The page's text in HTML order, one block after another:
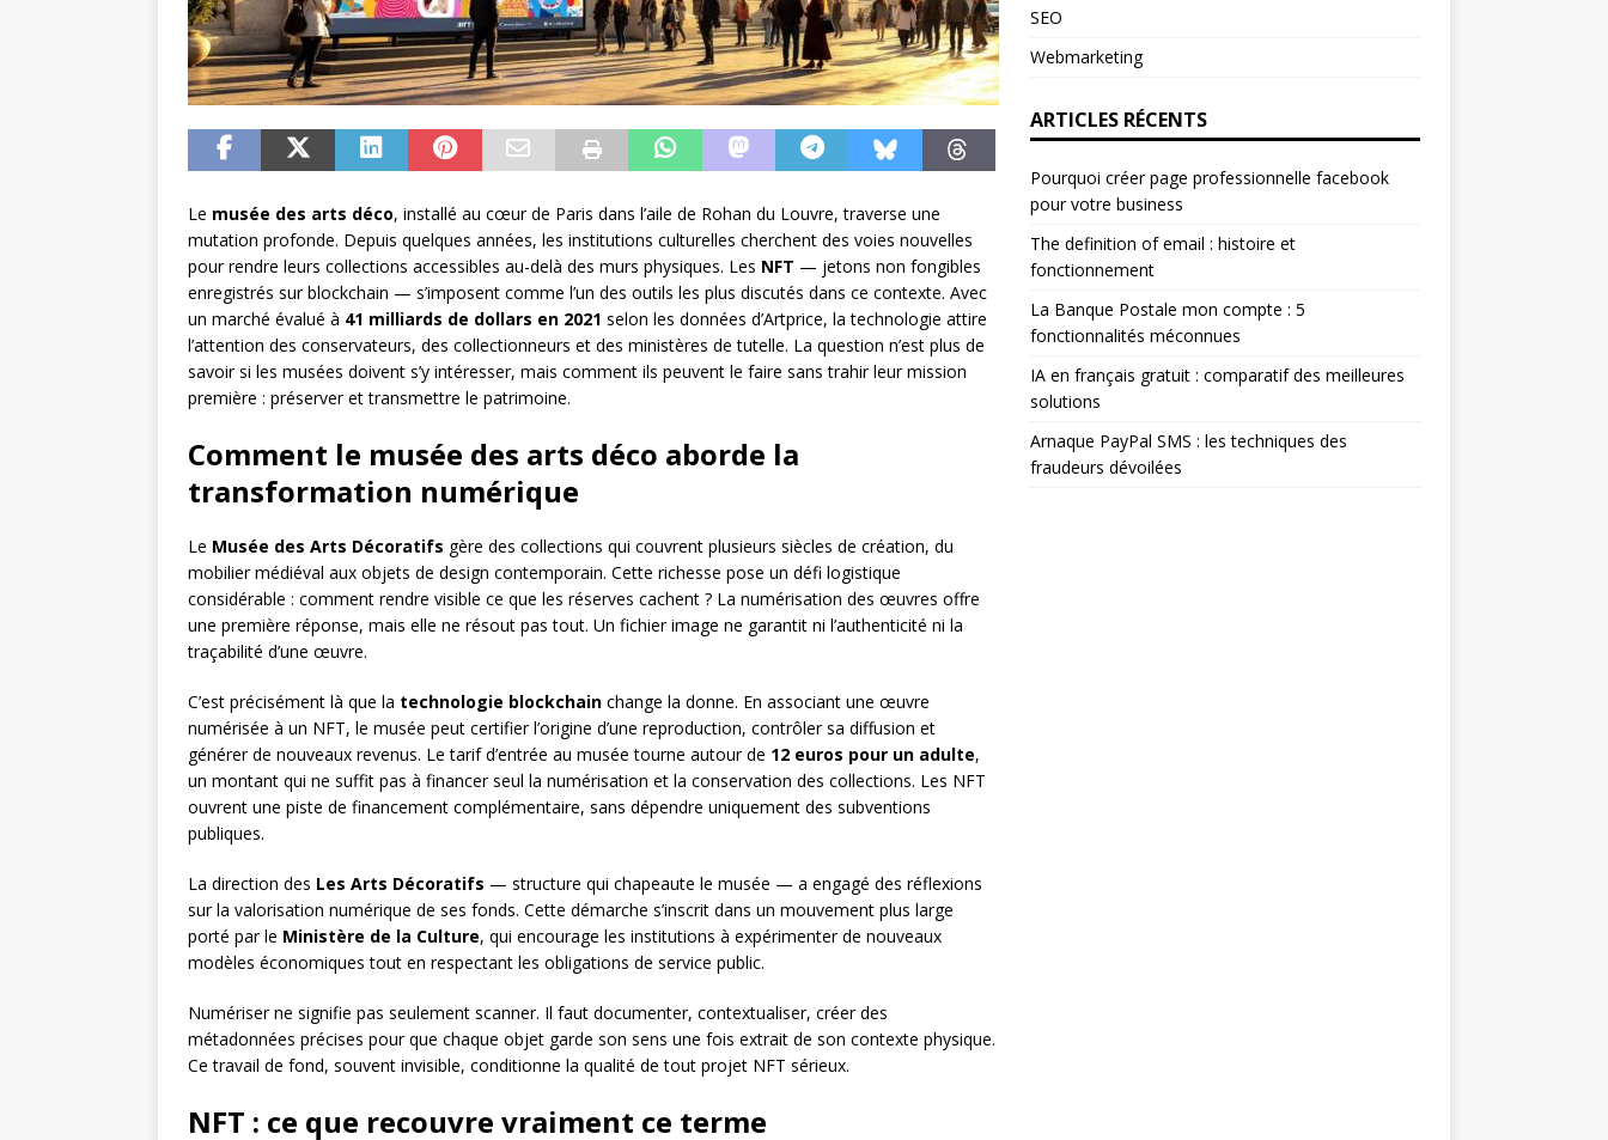
Le musée des arts déco, installé au cœur de Paris dans l’aile de Rohan du Louvre, traverse une
mutation profonde. Depuis quelques années, les institutions culturelles cherchent des voies nouvelles
pour rendre leurs collections accessibles au-delà des murs physiques. Les NFT — jetons non fongibles
enregistrés sur blockchain — s’imposent comme l’un des outils les plus discutés dans ce contexte. Avec
un marché évalué à 41 milliards de dollars en 2021 selon les données d’Artprice, la technologie attire
l’attention des conservateurs, des collectionneurs et des ministères de tutelle. La question n’est plus de
savoir si les musées doivent s’y intéresser, mais comment ils peuvent le faire sans trahir leur mission
première : préserver et transmettre le patrimoine.
Comment le musée des arts déco aborde la
transformation numérique
Le Musée des Arts Décoratifs gère des collections qui couvrent plusieurs siècles de création, du
mobilier médiéval aux objets de design contemporain. Cette richesse pose un défi logistique
considérable : comment rendre visible ce que les réserves cachent ? La numérisation des œuvres offre
une première réponse, mais elle ne résout pas tout. Un fichier image ne garantit ni l’authenticité ni la
traçabilité d’une œuvre.
C’est précisément là que la technologie blockchain change la donne. En associant une œuvre
numérisée à un NFT, le musée peut certifier l’origine d’une reproduction, contrôler sa diffusion et
générer de nouveaux revenus. Le tarif d’entrée au musée tourne autour de 12 euros pour un adulte,
un montant qui ne suffit pas à financer seul la numérisation et la conservation des collections. Les NFT
ouvrent une piste de financement complémentaire, sans dépendre uniquement des subventions
publiques.
La direction des Les Arts Décoratifs — structure qui chapeaute le musée — a engagé des réflexions
sur la valorisation numérique de ses fonds. Cette démarche s’inscrit dans un mouvement plus large
porté par le Ministère de la Culture, qui encourage les institutions à expérimenter de nouveaux
modèles économiques tout en respectant les obligations de service public.
Numériser ne signifie pas seulement scanner. Il faut documenter, contextualiser, créer des
métadonnées précises pour que chaque objet garde son sens une fois extrait de son contexte physique.
Ce travail de fond, souvent invisible, conditionne la qualité de tout projet NFT sérieux.
NFT : ce que recouvre vraiment ce terme
SEO
Webmarketing
ARTICLES RÉCENTS
Pourquoi créer page professionnelle facebook
pour votre business
The definition of email : histoire et
fonctionnement
La Banque Postale mon compte : 5
fonctionnalités méconnues
IA en français gratuit : comparatif des meilleures
solutions
Arnaque PayPal SMS : les techniques des
fraudeurs dévoilées